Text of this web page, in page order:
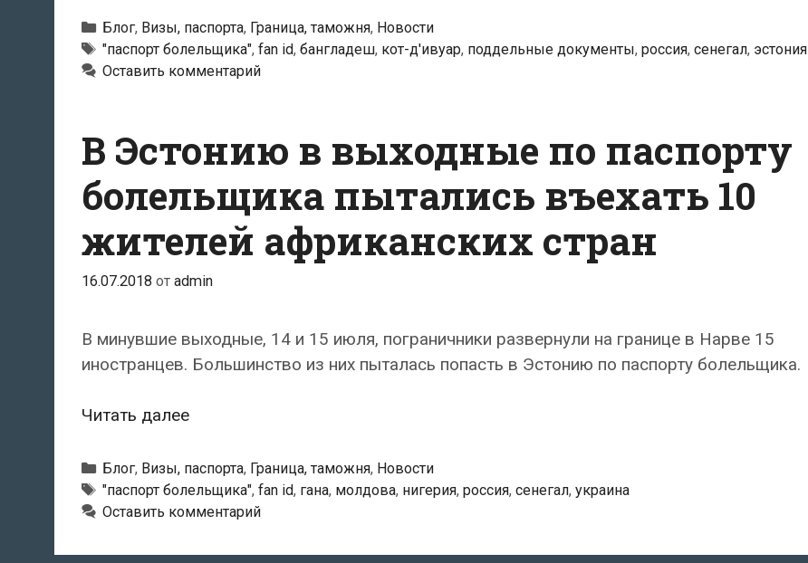
африканцы
несколько
раз
в
с
поддельными
визами
стран
Рубрики
Блог, Визы, паспорта, Граница, таможня, Новости
Метки
"паспорт болельщика", fan id, бангладеш, кот-д'ивуар, поддельные документы, россия, сенегал, эстония
Оставить комментарий
В Эстонию в выходные по паспорту
болельщика пытались въехать 10
жителей африканских стран
16.07.2018 от admin
В минувшие выходные, 14 и 15 июля, пограничники развернули на границе в Нарве 15
иностранцев. Большинство из них пыталась попасть в Эстонию по паспорту болельщика.
Читать далееВ
в
выходные
по
Рубрики
Блог, Визы, паспорта, Граница, таможня, Новости
Метки
"паспорт болельщика", fan id, гана, молдова, нигерия, россия, сенегал, украина
Оставить комментарий